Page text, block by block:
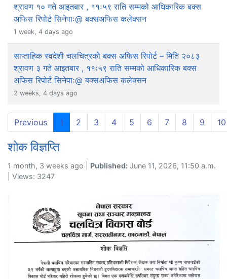
श्रावण १० गते आइतबार , ११ः५९ राति सम्मको आधिकारिक बक्स
अफिस रिपोर्ट सिनेपाः@ बक्सअफिस कलेक्सन
1 week, 4 days ago
साप्ताहिक स्वदेशी चलचित्रको बक्स अफिस रिपोर्ट – मिति २०८३
श्रावण ३ गते आइतबार , ११ः५९ राति सम्मको आधिकारिक बक्स
अफिस रिपोर्ट सिनेपाः@ बक्सअफिस कलेक्सन
2 weeks, 4 days ago
Previous 1 (current)
2 3 4 5 6 7 8 9 10
शोक विज्ञप्ति
1 month, 3 weeks ago | Published: June 11, 2026, 11:50 a.m.
| Views: 3247